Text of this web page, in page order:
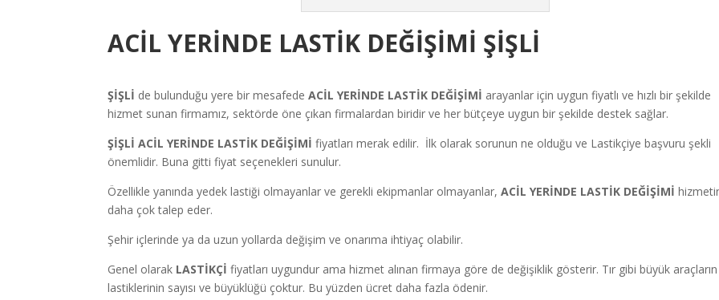
ACİL YERİNDE LASTİK DEĞİŞİMİ ŞİŞLİ
ŞİŞLİ de bulunduğu yere bir mesafede ACİL YERİNDE LASTİK DEĞİŞİMİ arayanlar için uygun fiyatlı ve hızlı bir şekilde
hizmet sunan firmamız, sektörde öne çıkan firmalardan biridir ve her bütçeye uygun bir şekilde destek sağlar.
ŞİŞLİ ACİL YERİNDE LASTİK DEĞİŞİMİfiyatları merak edilir. İlk olarak sorunun ne olduğu ve Lastikçiye başvuru şekli
önemlidir. Buna gitti fiyat seçenekleri sunulur.
Özellikle yanında yedek lastiği olmayanlar ve gerekli ekipmanlar olmayanlar, ACİL YERİNDE LASTİK DEĞİŞİMİ
daha çok talep eder.
Şehir içlerinde ya da uzun yollarda değişim ve onarıma ihtiyaç olabilir.
Genel olarak LASTİKÇİ fiyatları uygundur ama hizmet alınan firmaya göre de değişiklik gösterir. Tır gibi büyük araçların
lastiklerinin sayısı ve büyüklüğü çoktur. Bu yüzden ücret daha fazla ödenir.